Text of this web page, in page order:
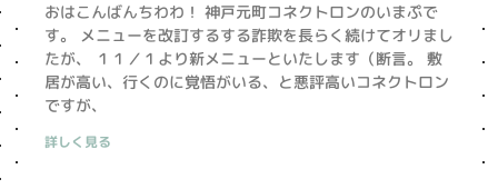
おはこんばんちわわ！ 神戸元町コネクトロンのいまぷで
す。 メニューを改訂するする詐欺を長らく続けてオリまし
たが、 １１／１より新メニューといたします（断言。 敷
居が高い、行くのに覚悟がいる、と悪評高いコネクトロン
ですが、
詳しく見る